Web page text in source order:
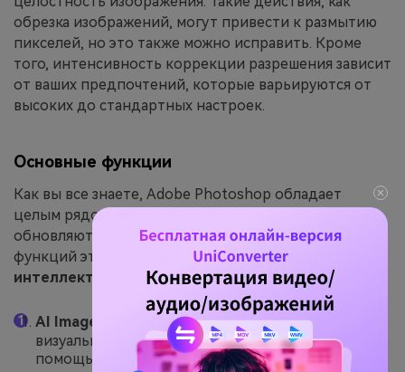
обрезка изображений, могут привести к размытию
пикселей, но это также можно исправить. Кроме
того, интенсивность коррекции разрешения зависит
от ваших предпочтений, которые варьируются от
высоких до стандартных настроек.
Основные функции
Как вы все знаете, Adobe Photoshop обладает
целым рядом функций, которые время от времени
обновляются. Вот краткий обзор некоторых
функций этого инструментас искусственным
интеллектом сверхвысокого разрешения:
AI Image Filler:
Adobe Photoshop улучшает
визуальные эффекты ваших изображений с
помощью подсказок. Он может добавлять,